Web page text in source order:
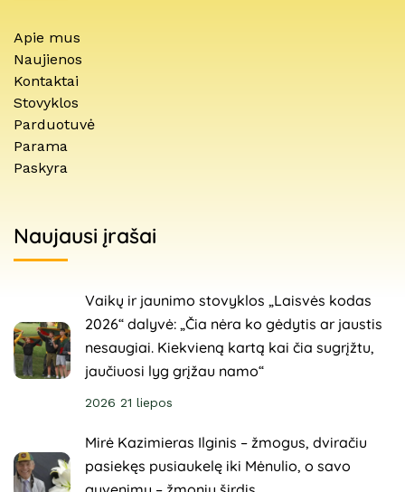
Apie mus
Naujienos
Kontaktai
Stovyklos
Parduotuvė
Parama
Paskyra
Naujausi įrašai
Vaikų ir jaunimo stovyklos „Laisvės kodas
2026“ dalyvė: „Čia nėra ko gėdytis ar jaustis
nesaugiai. Kiekvieną kartą kai čia sugrįžtu,
jaučiuosi lyg grįžau namo“
2026 21 liepos
Mirė Kazimieras Ilginis – žmogus, dviračiu
pasiekęs pusiaukelę iki Mėnulio, o savo